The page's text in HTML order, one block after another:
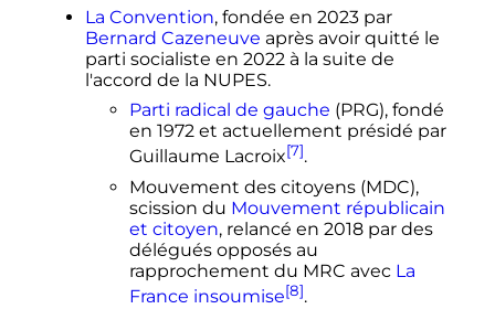
La Convention, fondée en 2023 par
Bernard Cazeneuve après avoir quitté le
parti socialiste en 2022 à la suite de
l'accord de la NUPES.
Parti radical de gauche (PRG), fondé
en 1972 et actuellement présidé par
Guillaume Lacroix[7].
Mouvement des citoyens (MDC),
scission du Mouvement républicain
et citoyen, relancé en 2018 par des
délégués opposés au
rapprochement du MRC avec La
France insoumise[8].